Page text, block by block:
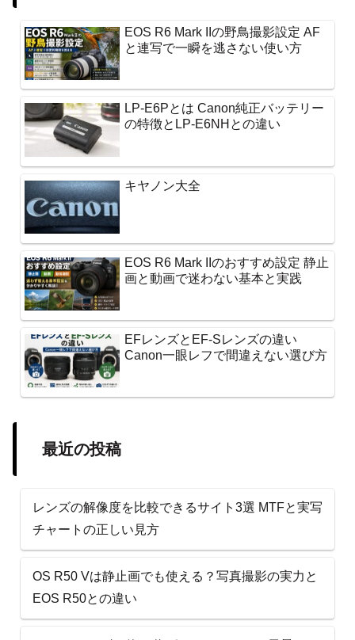
EOS R6 Mark IIの野鳥撮影設定 AF
と連写で一瞬を逃さない使い方
LP-E6Pとは Canon純正バッテリー
の特徴とLP-E6NHとの違い
キヤノン大全
EOS R6 Mark IIのおすすめ設定 静止
画と動画で迷わない基本と実践
EFレンズとEF-Sレンズの違い
Canon一眼レフで間違えない選び方
最近の投稿
レンズの解像度を比較できるサイト3選 MTFと実写
チャートの正しい見方
OS R50 Vは静止画でも使える？写真撮影の実力と
EOS R50との違い